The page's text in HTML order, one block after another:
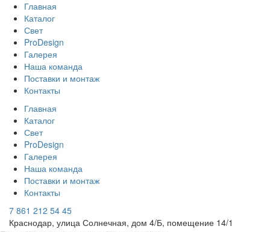
Главная
Каталог
Свет
ProDesign
Галерея
Наша команда
Поставки и монтаж
Контакты
Главная
Каталог
Свет
ProDesign
Галерея
Наша команда
Поставки и монтаж
Контакты
7 861 212 54 45
Краснодар, улица Солнечная, дом 4/Б, помещение 14/1